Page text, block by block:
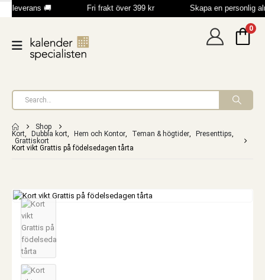
leverans 🚚 Fri frakt över 399 kr Skapa en personlig
0
Shop
Kort, Dubbla kort, Hem och Kontor, Teman & högtider, Presenttips,
Grattiskort
Kort vikt Grattis på födelsedagen tårta